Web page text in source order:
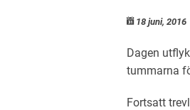
18 juni, 2016
Dagen
tummarna
Fortsatt